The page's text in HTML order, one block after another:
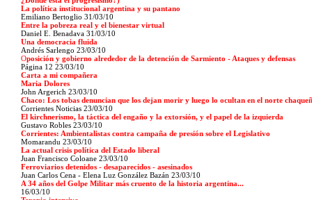
La política institucional argentina y su pantano
Emiliano Bertoglio 31/03/10
Entre la pobreza real y el bienestar virtual
Daniel E. Benadava 31/03/10
Una democracia fluida
Andrés Sarlengo 23/03/10
Oposición y gobierno alrededor de la detención de Sarmiento - Ataques y defensas
Página 12 23/03/10
Carta a mi compañera
Maria Dolores
John Argerich 23/03/10
Chaco: Los tobas denuncian que los dejan morir y luego lo ocultan en el norte
Corrientes Noticias 23/03/10
El kirchnerismo, la táctica del engaño y la extorsión, y el papel de la izquierda
Gustavo Robles 23/03/10
Corrientes: Ambientalistas contra campaña de presión sobre el Legislativo
Momarandu 23/03/10
La actual crisis política del Estado liberal
Juan Francisco Coloane 23/03/10
Ferroviarios detenidos - desaparecidos - asesinados
Juan Carlos Cena - Elena Luz González Bazán 23/03/10
A 34 años del Golpe Militar más cruento de la historia argentina...
16/03/10